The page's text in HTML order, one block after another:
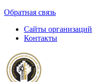
Обратная связь
Сайты организаций
Контакты